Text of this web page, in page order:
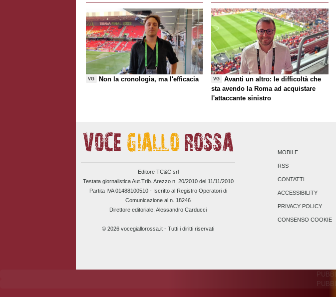
VG Non la cronologia, ma l'efficacia VG
Avanti un altro: le difficoltà che
sta avendo la Roma ad acquistare
l'attaccante sinistro
Editore TC&C srl
Testata giornalistica Aut.Trib. Arezzo n. 20/2010 del 11/11/2010
Partita IVA 01488100510 - Iscritto al Registro Operatori di
Comunicazione al n. 18246
Direttore editoriale: Alessandro Carducci
© 2026 vocegiallorossa.it - Tutti i diritti riservati
MOBILE
RSS
CONTATTI
ACCESSIBILITY
PRIVACY POLICY
CONSENSO COOKIE